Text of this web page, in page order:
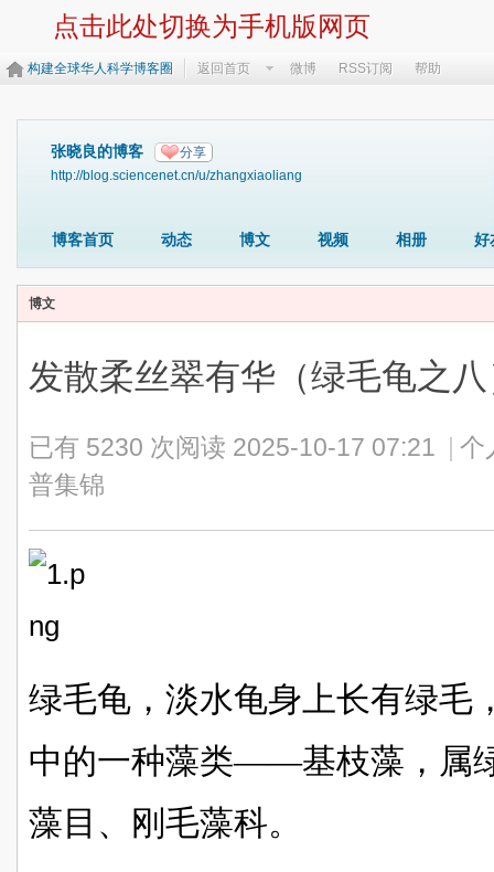
点击此处切换为手机版网页
构建全球华人科学博客圈 返回首页 微博 RSS订阅 帮助
张晓良的博客 分享
http://blog.sciencenet.cn/u/zhangxiaoliang
博客首页 动态 博文 视频 相册 好
博文
发散柔丝翠有华（绿毛龟之
已有 5230 次阅读 2025-10-17 07:21
个
普集锦
绿毛龟，淡水龟身上长有绿毛
中的一种藻类——基枝藻，属
藻目、刚毛藻科。